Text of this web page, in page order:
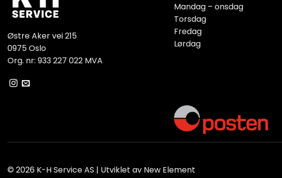
Østre Aker vei 215
0975 Oslo
Org. nr: 933 227 022 MVA
Mandag – onsdag
Torsdag
Fredag
Lørdag
© 2026 K-H Service AS | Utviklet av New Element